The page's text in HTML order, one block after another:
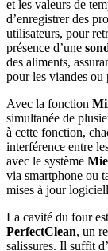
et les valeurs de
d’enregistrer des
utilisateurs, pour
présence d’une
des aliments,
pour les viandes ou
Avec la fonction
simultanée de
à cette fonction,
interférence entre
avec le système
via smartphone ou
mises à jour
La cavité du four
PerfectClean, un
salissures. Il suffit